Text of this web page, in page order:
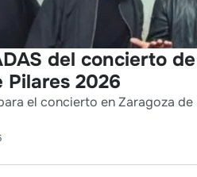
del concierto
Pilares 2026
el concierto en Zaragoza